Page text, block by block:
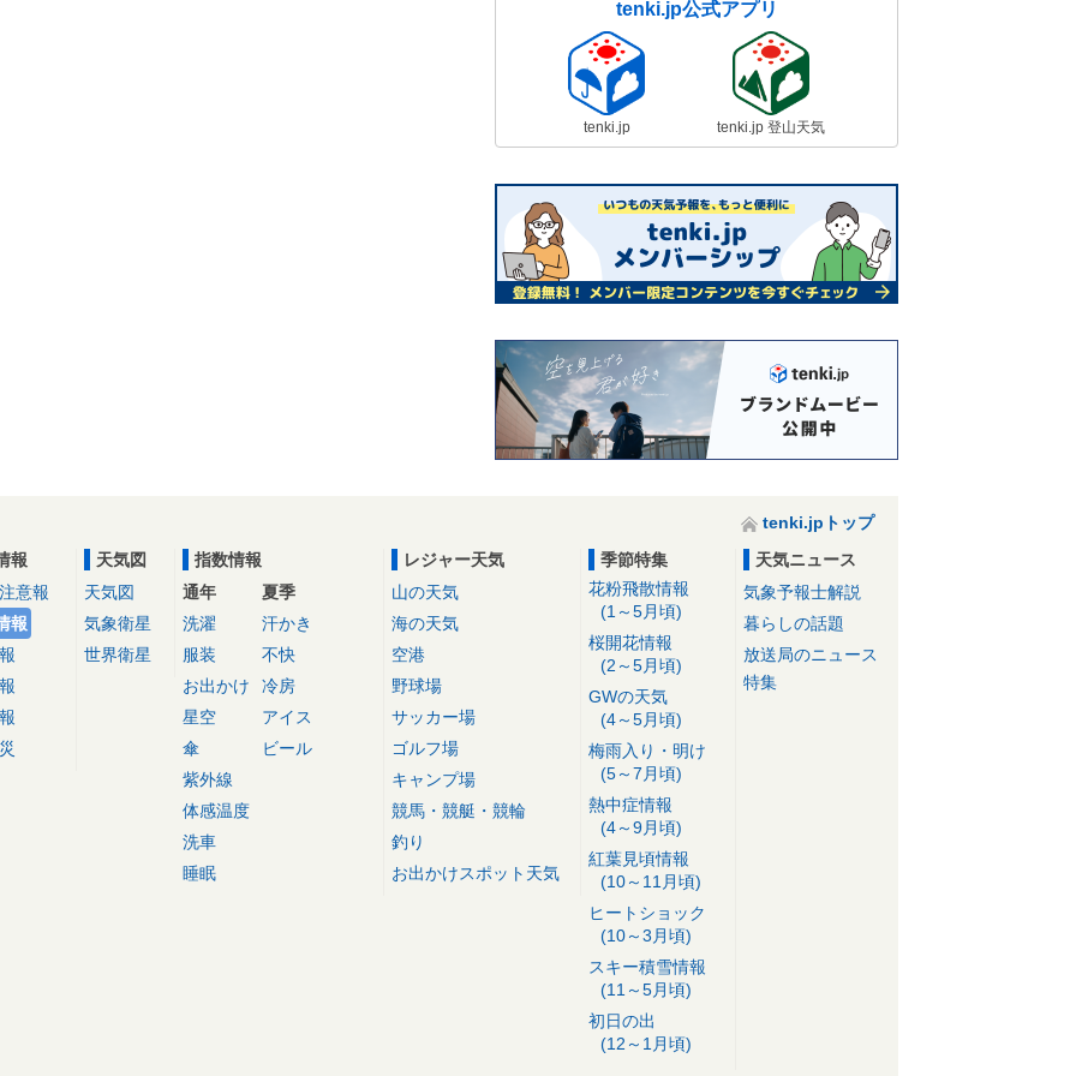
tenki.jp公式アプリ
tenki.jp tenki.jp 登山天気
tenki.jpトップ
報
意報
報
天気図
天気図
気象衛星
世界衛星
指数情報
通年
洗濯
服装
お出かけ
星空
傘
紫外線
体感温度
洗車
睡眠
夏季
汗かき
不快
冷房
アイス
ビール
レジャー天気
山の天気
海の天気
空港
野球場
サッカー場
ゴルフ場
キャンプ場
競馬・競艇・競輪
釣り
お出かけスポット天気
季節特集
花粉飛散情報
(1～5月頃)
桜開花情報
(2～5月頃)
GWの天気
(4～5月頃)
梅雨入り・明け
(5～7月頃)
熱中症情報
(4～9月頃)
紅葉見頃情報
(10～11月頃)
ヒートショック
(10～3月頃)
スキー積雪情報
(11～5月頃)
初日の出
(12～1月頃)
天気ニュース
気象予報士解説
暮らしの話題
放送局のニュース
特集